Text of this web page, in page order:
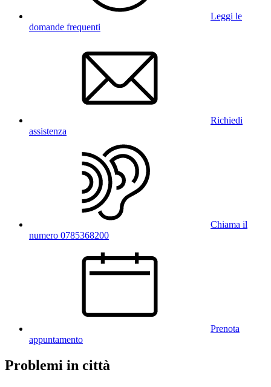
Leggi le
domande frequenti
Richiedi
assistenza
Chiama il
numero 0785368200
Prenota
appuntamento
Problemi in città